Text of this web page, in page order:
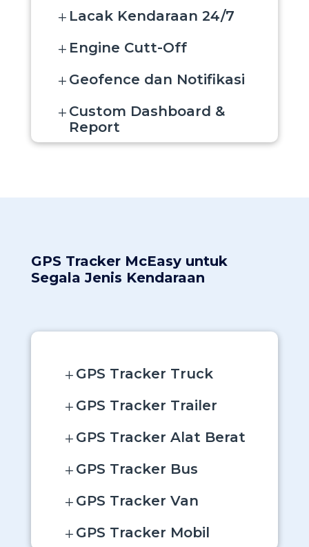
L Lacak Kendaraan 24/7
L Engine Cutt-Off
L Geofence dan Notifikasi
L Custom Dashboard &
Report
GPS Tracker McEasy untuk
Segala Jenis Kendaraan​
L GPS Tracker Truck
L GPS Tracker Trailer
L GPS Tracker Alat Berat
L GPS Tracker Bus
L GPS Tracker Van
L GPS Tracker Mobil